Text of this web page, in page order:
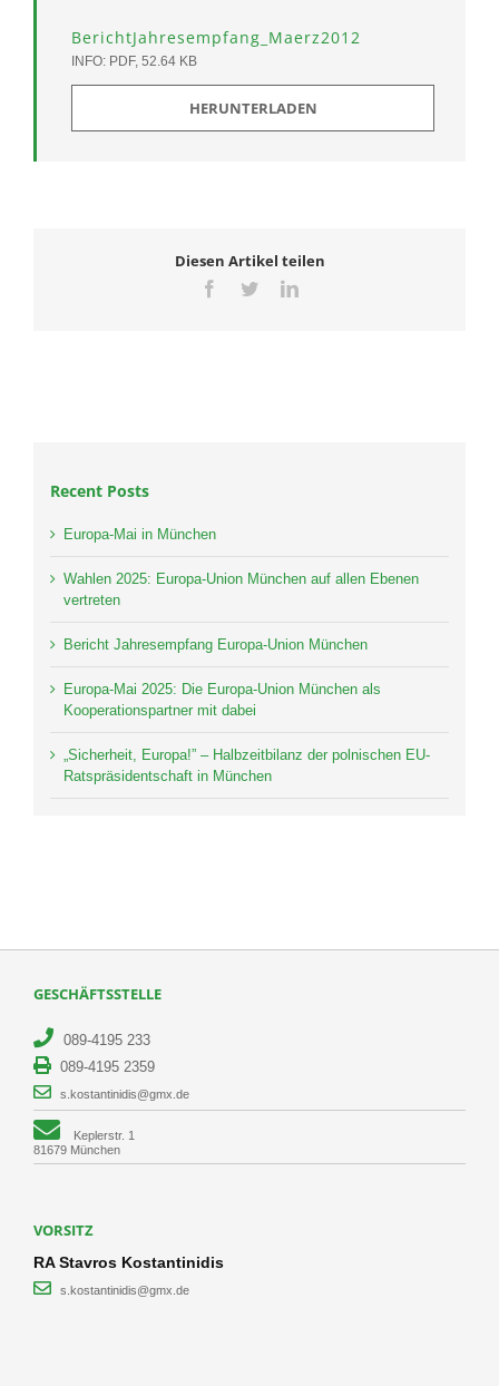
BerichtJahresempfang_Maerz2012
INFO: PDF, 52.64 KB
HERUNTERLADEN
Diesen Artikel teilen
Facebook
TwitterLinkedIn
Recent Posts
Europa-Mai in München
Wahlen 2025: Europa-Union München auf allen Ebenen
vertreten
Bericht Jahresempfang Europa-Union München
Europa-Mai 2025: Die Europa-Union München als
Kooperationspartner mit dabei
„Sicherheit, Europa!” – Halbzeitbilanz der polnischen EU-
Ratspräsidentschaft in München
GESCHÄFTSSTELLE
089-4195 233
089-4195 2359
s.kostantinidis@gmx.de
Keplerstr. 1
81679 München
VORSITZ
RA Stavros Kostantinidis
s.kostantinidis@gmx.de